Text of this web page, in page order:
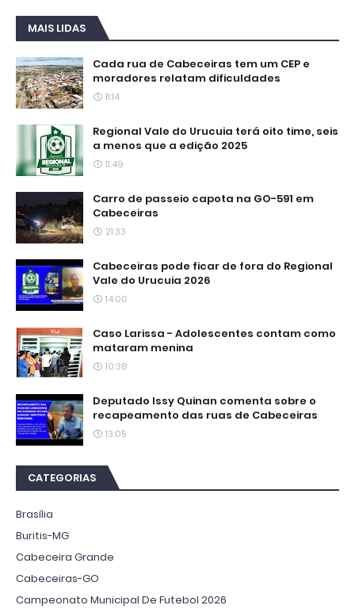
MAIS LIDAS
Cada rua de Cabeceiras tem um CEP e
moradores relatam dificuldades
11:14
Regional Vale do Urucuia terá oito time, seis
a menos que a edição 2025
11:49
Carro de passeio capota na GO-591 em
Cabeceiras
21:33
Cabeceiras pode ficar de fora do Regional
Vale do Urucuia 2026
14:00
Caso Larissa - Adolescentes contam como
mataram menina
10:38
Deputado Issy Quinan comenta sobre o
recapeamento das ruas de Cabeceiras
13:05
CATEGORIAS
Brasília
Buritis-MG
Cabeceira Grande
Cabeceiras-GO
Campeonato Municipal De Futebol 2026